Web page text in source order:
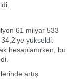
61 milyar 533
yükseldi.
hesaplanırken, bu
artış